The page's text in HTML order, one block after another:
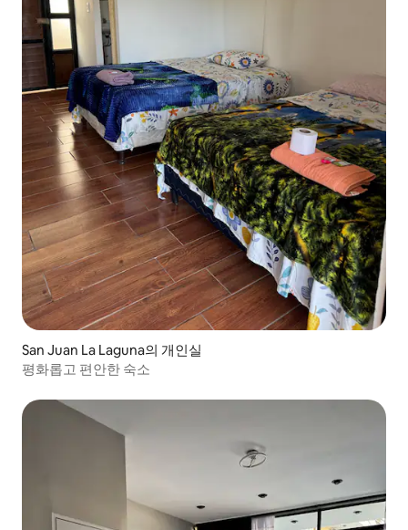
San Juan La Laguna의 개인실
평화롭고 편안한 숙소